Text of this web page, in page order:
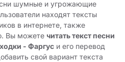
шумные и угрожающие
находят тексты
в интернете, также
Вы можете читать текст песни
- Фаргус и его перевод
свой вариант текста